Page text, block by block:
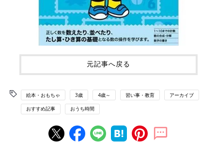
元記事へ戻る
絵本・おもちゃ 3歳 4歳～ 習い事・教育 アーカイブ
おすすめ記事 おうち時間